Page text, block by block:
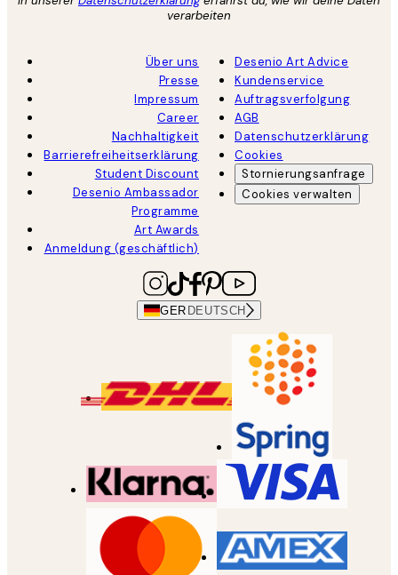
verarbeiten
Über uns
Presse
Impressum
Career
Nachhaltigkeit
Barrierefreiheitserklärung
Student Discount
Desenio Ambassador
Programme
Art Awards
Anmeldung (geschäftlich)
Desenio Art Advice
Kundenservice
Auftragsverfolgung
AGB
Datenschutzerklärung
Cookies
Stornierungsanfrage
Cookies verwalten
GER DEUTSCH